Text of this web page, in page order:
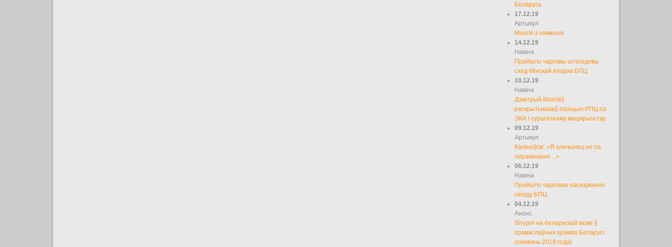
Беларусь
17.12.19
Артыкул
Многія з нямногіх
14.12.19
Навіна
Прайшло чарговы штогадовы
сход Мінскай епархіі БПЦ
10.12.19
Навіна
Дзмітрый Кісялёў
раскрытыкаваў пазіцыю РПЦ па
ЭКА і сурагатнаму мацярынству
09.12.19
Артыкул
Каліноўскі: «Я злачынец не па
перакананні ...»
06.12.19
Навіна
Прайшло чарговае паседжанне
сіноду БПЦ
04.12.19
Анонс
Літургіі на беларускай мове ў
праваслаўных храмах Беларусі
(снежань 2019 года)